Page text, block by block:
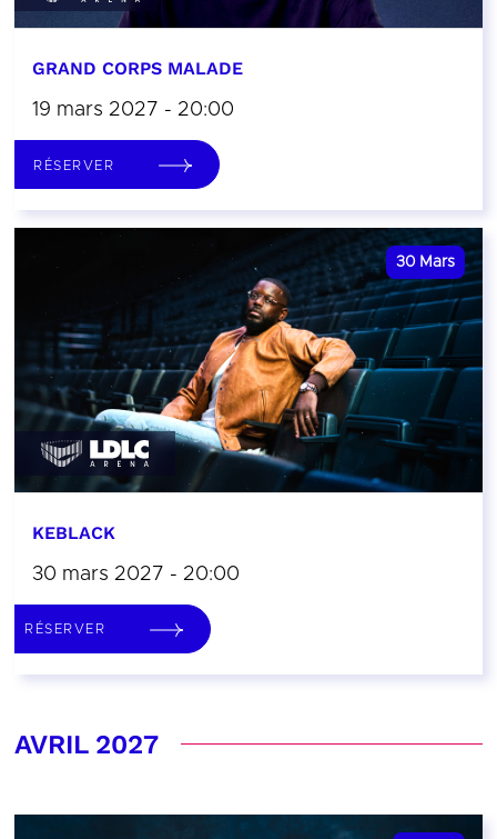
GRAND CORPS MALADE
19 mars 2027 - 20:00
RÉSERVER
30 Mars
KEBLACK
30 mars 2027 - 20:00
RÉSERVER
AVRIL 2027